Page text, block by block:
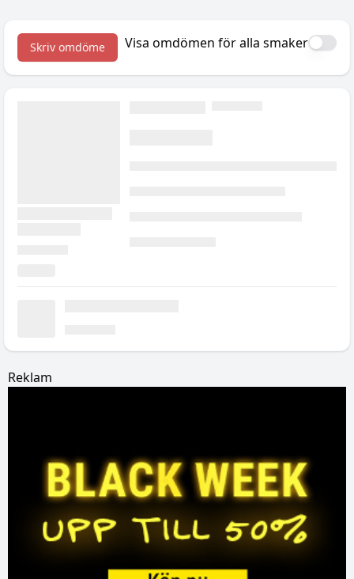
tillskotten som hjälper.
Skriv omdöme Visa omdömen för alla smaker
Reklam